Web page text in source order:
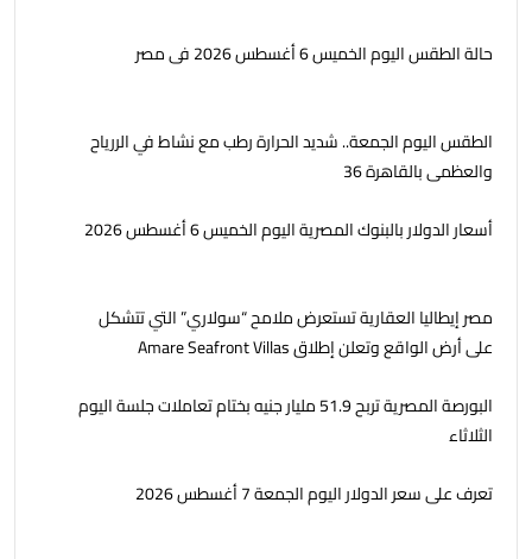
حالة الطقس اليوم الخميس 6 أغسطس 2026 فى مصر
الطقس اليوم الجمعة.. شديد الحرارة رطب مع نشاط في الررياح
والعظمى بالقاهرة 36
أسعار الدولار بالبنوك المصرية اليوم الخميس 6 أغسطس 2026
مصر إيطاليا العقارية تستعرض ملامح “سولاري” التي تتشكل
على أرض الواقع وتعلن إطلاق Amare Seafront Villas
البورصة المصرية تربح 51.9 مليار جنيه بختام تعاملات جلسة اليوم
الثلاثاء
تعرف على سعر الدولار اليوم الجمعة 7 أغسطس 2026